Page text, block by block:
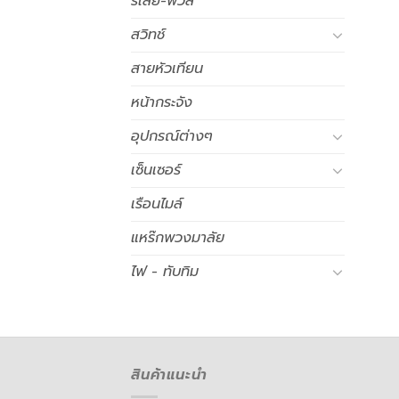
สวิทช์
สายหัวเทียน
หน้ากระจัง
อุปกรณ์ต่างๆ
เซ็นเซอร์
เรือนไมล์
แหร๊กพวงมาลัย
ไฟ - ทับทิม
สินค้าแนะนำ